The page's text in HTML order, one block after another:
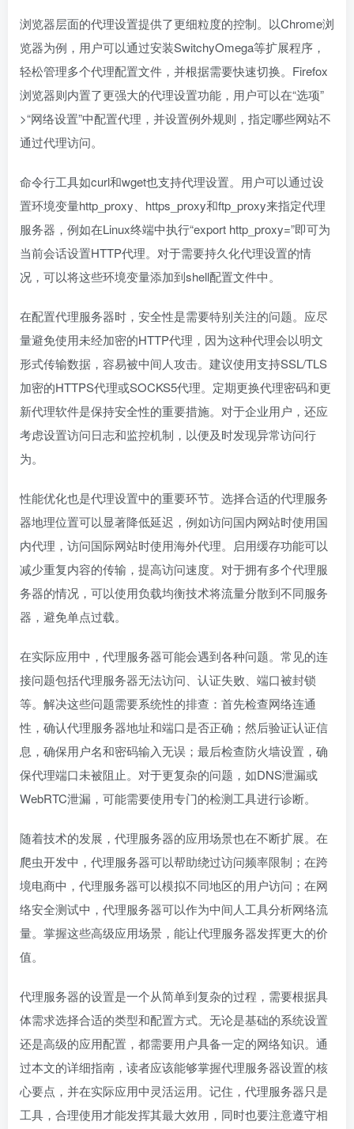
浏览器层面的代理设置提供了更细粒度的控制。以Chrome浏
览器为例，用户可以通过安装SwitchyOmega等扩展程序，
轻松管理多个代理配置文件，并根据需要快速切换。Firefox
浏览器则内置了更强大的代理设置功能，用户可以在“选项”
>“网络设置”中配置代理，并设置例外规则，指定哪些网站不
通过代理访问。
命令行工具如curl和wget也支持代理设置。用户可以通过设
置环境变量http_proxy、https_proxy和ftp_proxy来指定代理
服务器，例如在Linux终端中执行“export http_proxy=”即可为
当前会话设置HTTP代理。对于需要持久化代理设置的情
况，可以将这些环境变量添加到shell配置文件中。
在配置代理服务器时，安全性是需要特别关注的问题。应尽
量避免使用未经加密的HTTP代理，因为这种代理会以明文
形式传输数据，容易被中间人攻击。建议使用支持SSL/TLS
加密的HTTPS代理或SOCKS5代理。定期更换代理密码和更
新代理软件是保持安全性的重要措施。对于企业用户，还应
考虑设置访问日志和监控机制，以便及时发现异常访问行
为。
性能优化也是代理设置中的重要环节。选择合适的代理服务
器地理位置可以显著降低延迟，例如访问国内网站时使用国
内代理，访问国际网站时使用海外代理。启用缓存功能可以
减少重复内容的传输，提高访问速度。对于拥有多个代理服
务器的情况，可以使用负载均衡技术将流量分散到不同服务
器，避免单点过载。
在实际应用中，代理服务器可能会遇到各种问题。常见的连
接问题包括代理服务器无法访问、认证失败、端口被封锁
等。解决这些问题需要系统性的排查：首先检查网络连通
性，确认代理服务器地址和端口是否正确；然后验证认证信
息，确保用户名和密码输入无误；最后检查防火墙设置，确
保代理端口未被阻止。对于更复杂的问题，如DNS泄漏或
WebRTC泄漏，可能需要使用专门的检测工具进行诊断。
随着技术的发展，代理服务器的应用场景也在不断扩展。在
爬虫开发中，代理服务器可以帮助绕过访问频率限制；在跨
境电商中，代理服务器可以模拟不同地区的用户访问；在网
络安全测试中，代理服务器可以作为中间人工具分析网络流
量。掌握这些高级应用场景，能让代理服务器发挥更大的价
值。
代理服务器的设置是一个从简单到复杂的过程，需要根据具
体需求选择合适的类型和配置方式。无论是基础的系统设置
还是高级的应用配置，都需要用户具备一定的网络知识。通
过本文的详细指南，读者应该能够掌握代理服务器设置的核
心要点，并在实际应用中灵活运用。记住，代理服务器只是
工具，合理使用才能发挥其最大效用，同时也要注意遵守相